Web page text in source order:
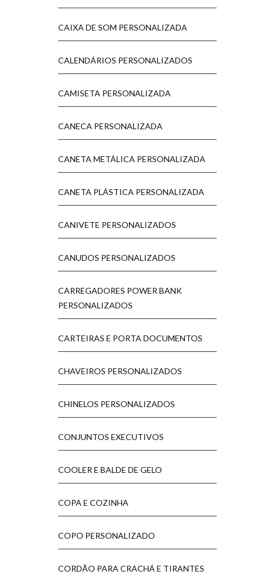
CAIXA DE SOM PERSONALIZADA
CALENDÁRIOS PERSONALIZADOS
CAMISETA PERSONALIZADA
CANECA PERSONALIZADA
CANETA METÁLICA PERSONALIZADA
CANETA PLÁSTICA PERSONALIZADA
CANIVETE PERSONALIZADOS
CANUDOS PERSONALIZADOS
CARREGADORES POWER BANK
PERSONALIZADOS
CARTEIRAS E PORTA DOCUMENTOS
CHAVEIROS PERSONALIZADOS
CHINELOS PERSONALIZADOS
CONJUNTOS EXECUTIVOS
COOLER E BALDE DE GELO
COPA E COZINHA
COPO PERSONALIZADO
CORDÃO PARA CRACHÁ E TIRANTES